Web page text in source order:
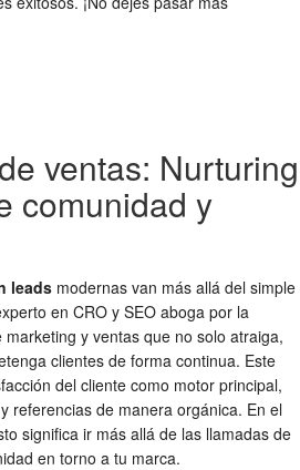
ventas: Nurturing
comunidad y
leads modernas van más allá del simple
en CRO y SEO aboga por la
y ventas que no solo atraiga,
clientes de forma continua. Este
del cliente como motor principal,
referencias de manera orgánica. En el
significa ir más allá de las llamadas de
en torno a tu marca.